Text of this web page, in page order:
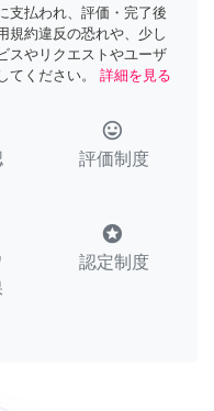
支払われ、評価・完了後
規約違反の恐れや、少し
スやリクエストやユーザ
てください。
詳細を見る
tag_faces
評価制度
stars
認定制度